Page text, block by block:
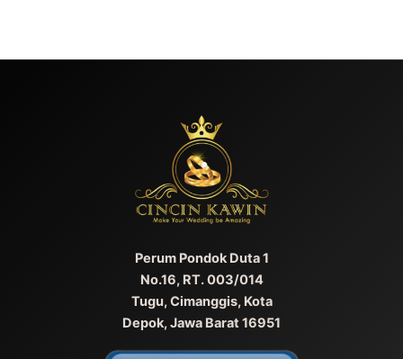
Perum Pondok Duta 1
No.16, RT. 003/014
Tugu, Cimanggis, Kota
Depok, Jawa Barat 16951